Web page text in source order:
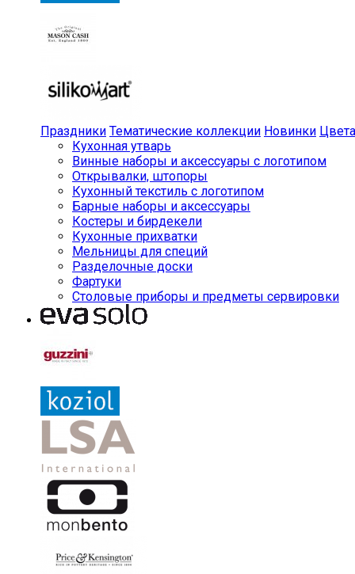
Праздники Тематические коллекции Новинки Цвета
Кухонная утварь
Винные наборы и аксессуары с логотипом
Открывалки, штопоры
Кухонный текстиль с логотипом
Барные наборы и аксессуары
Костеры и бирдекели
Кухонные прихватки
Мельницы для специй
Разделочные доски
Фартуки
Столовые приборы и предметы сервировки